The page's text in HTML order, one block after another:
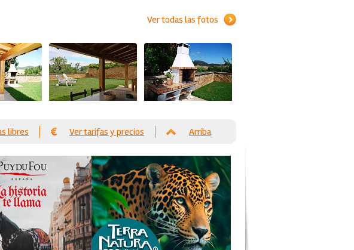
Ver todas las fotos
libres Ver tarifas y precios Arriba